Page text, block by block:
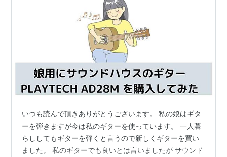
いつも読んで頂きありがとうございます。 私の娘はギタ
ーを弾きますが今は私のギターを使っています。 一人暮
らししてもギターを弾くと言うので新しくギターを買い
ました。 私のギターでも良いとは言いましたが サウンド